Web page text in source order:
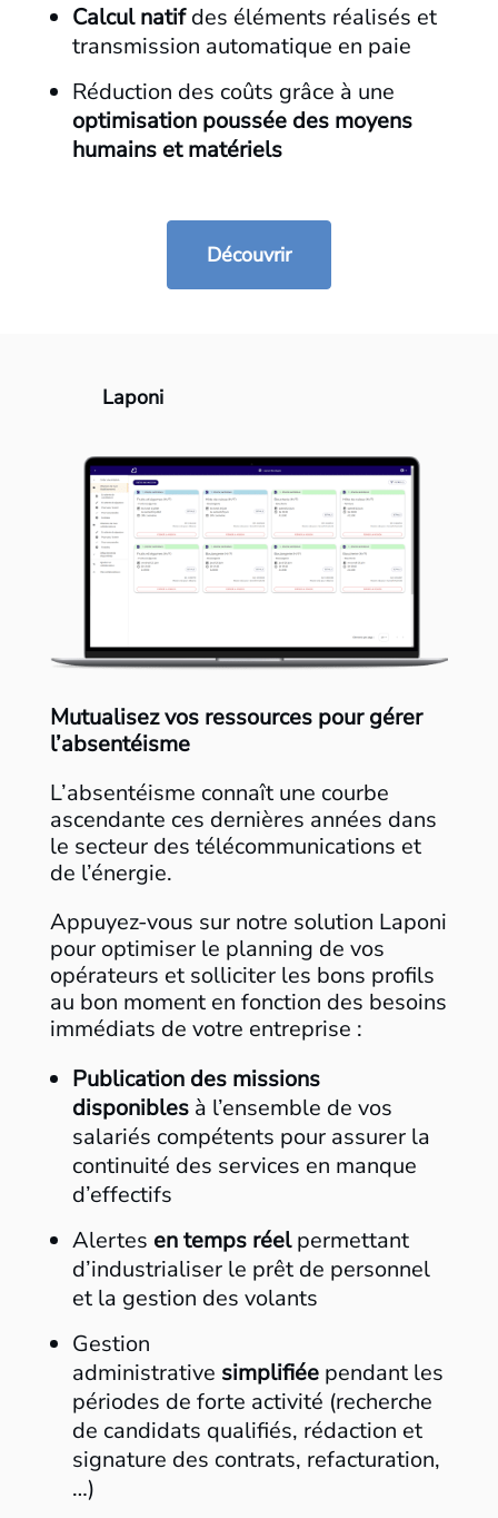
Calcul natifdes éléments réalisés et
transmission automatique en paie ​
Réduction des coûts grâce à une
optimisation pousséedes moyens
humainsetmatériels​
Découvrir
Laponi
Mutualisez vos ressources pour gérer
l’absentéisme
L’absentéisme connaît une courbe
ascendante ces dernières années dans
le secteur des télécommunications et
de l’énergie. ​
Appuyez-vous sur notre solution Laponi
pour optimiser le planning de vos
opérateurs et solliciter les bons profils
au bon moment en fonction des besoins
immédiats de votre entreprise :
Publication des missions
disponiblesà l’ensemble de vos
salariés compétents pour assurer la
continuité des services en manque
d’effectifs​
Alertes en temps réelpermettant
d’industrialiser le prêt de personnel
et la gestion des volants​
Gestion
administrative simplifiéependant les
périodes de forte activité (recherche
de candidats qualifiés, rédaction et
signature des contrats, refacturation,
…) ​